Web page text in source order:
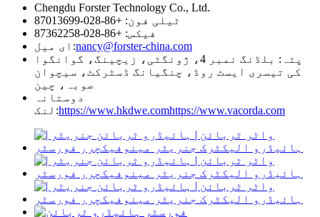
Chengdu Forster Technology Co., Ltd.
ٹیلی فون: +86-028-87013699
فیکس: +86-028-87362258
ای میل:nancy@forster-china.com
پتہ: بلڈنگ نمبر 4، ژونگٹی، زیچینگ، گوانگوا
کی تیسری ایسٹ روڈ، چنگیانگ ڈسٹرکٹ، سیچوان
صوبہ، چین
دوستانہ
لنک:https://www.hkdwe.comhttps://www.vacorda.com